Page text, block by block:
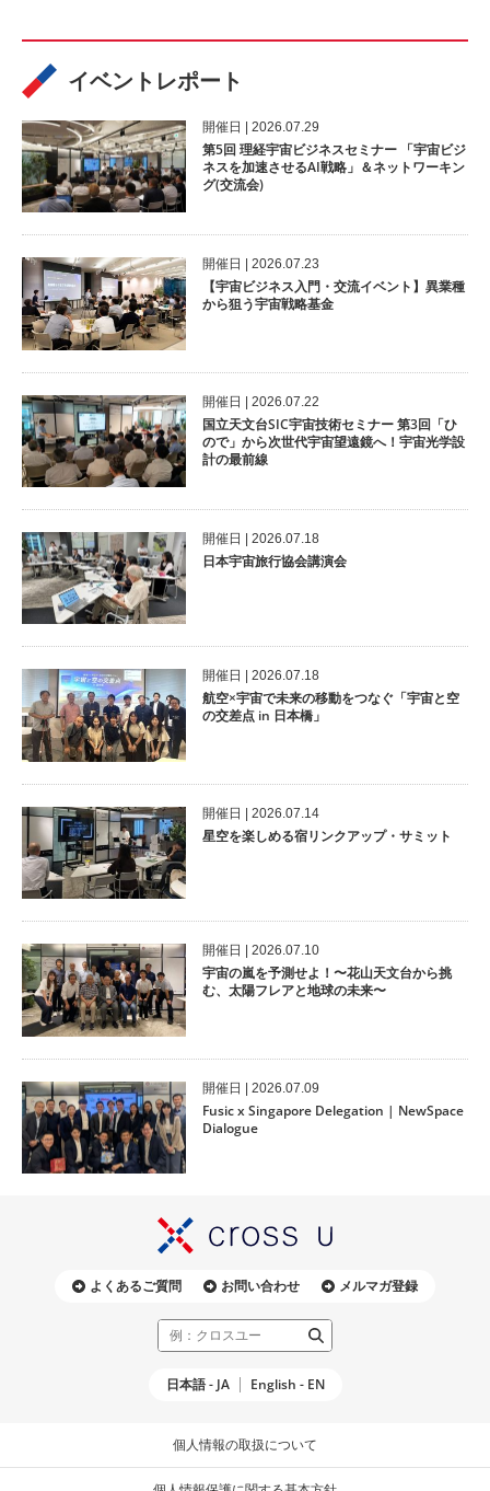
イベントレポート
開催⽇ | 2026.07.29
第5回 理経宇宙ビジネスセミナー 「宇宙ビジ
ネスを加速させるAI戦略」＆ネットワーキン
グ(交流会)
開催⽇ | 2026.07.23
【宇宙ビジネス入門・交流イベント】異業種
から狙う宇宙戦略基金
開催⽇ | 2026.07.22
国立天文台SIC宇宙技術セミナー 第3回「ひ
ので」から次世代宇宙望遠鏡へ！宇宙光学設
計の最前線
開催⽇ | 2026.07.18
日本宇宙旅行協会講演会
開催⽇ | 2026.07.18
航空×宇宙で未来の移動をつなぐ「宇宙と空
の交差点 in 日本橋」
開催⽇ | 2026.07.14
星空を楽しめる宿リンクアップ・サミット
開催⽇ | 2026.07.10
宇宙の嵐を予測せよ！〜花山天文台から挑
む、太陽フレアと地球の未来〜
開催⽇ | 2026.07.09
Fusic x Singapore Delegation | NewSpace
Dialogue
よくあるご質問 お問い合わせ メルマガ登録
日本語 - JA English - EN
個人情報の取扱について